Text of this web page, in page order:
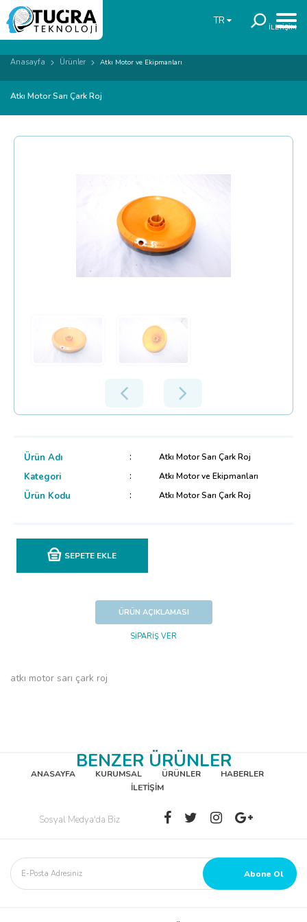
TR
İLETİŞİM
Anasayfa Ürünler Atkı Motor ve Ekipmanları
Atkı Motor Sarı Çark Roj
Ürün Adı Atkı Motor Sarı Çark Roj
Kategori Atkı Motor ve Ekipmanları
Ürün Kodu Atkı Motor Sarı Çark Roj
SEPETE EKLE
ÜRÜN AÇIKLAMASI
SİPARİŞ VER
atkı motor sarı çark roj
BENZER ÜRÜNLER
ANASAYFA KURUMSAL ÜRÜNLER
HABERLER
İLETİŞİM
Sosyal Medya'da Biz